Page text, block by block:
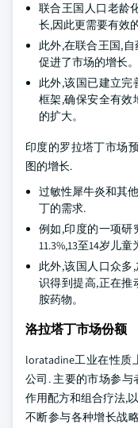
联合王国人口老龄
长,因此更需要有效
此外,在联合王国,
促进了市场的增长。
此外,该国已建立完
框架,确保安全有效
的扩大。
印度的罗拉塔丁市场
图的增长.
过敏性犀牛炎和其
丁的需求.
例如,印度的一项研
11.3%,13至14岁儿童
此外,该国人口众多
识得到提高,正在推
胺药物。
洛拉塔丁市场份额
loratadine工业在性质
公司. 主要的市场参
作用配方和组合疗法,
不断参与各种增长战